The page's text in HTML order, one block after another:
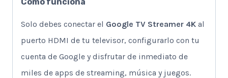
Solo debes conectar el Google TV Streamer 4K al
puerto HDMI de tu televisor, configurarlo con tu
cuenta de Google y disfrutar de inmediato de
miles de apps de streaming, música y juegos.